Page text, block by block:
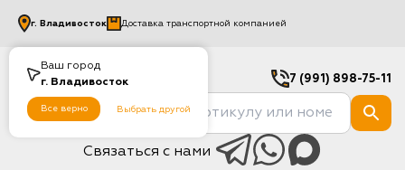
Ваш город
г. Владивосток
Все верно Выбрать другой
г. Владивосток Доставка транспортной компанией
7 (991) 898-75-11
Связаться с нами